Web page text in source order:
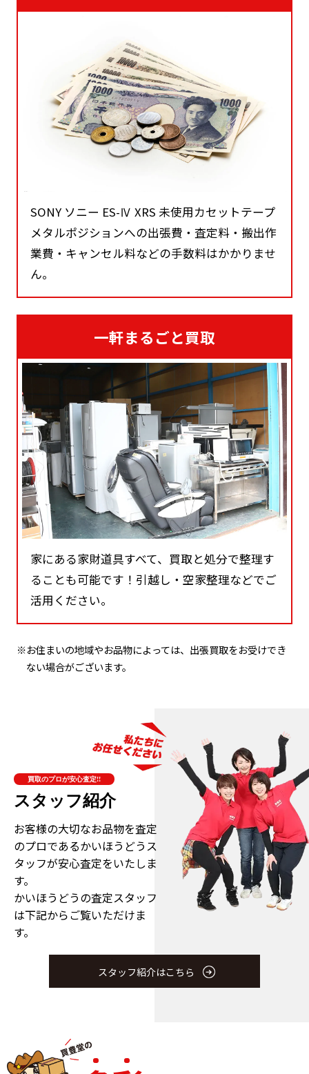
SONY ソニー ES-Ⅳ XRS 未使用カセットテープ
メタルポジションへの出張費・査定料・搬出作
業費・キャンセル料などの手数料はかかりませ
ん。
一軒まるごと買取
家にある家財道具すべて、買取と処分で整理す
ることも可能です！引越し・空家整理などでご
活用ください。
※お住まいの地域やお品物によっては、出張買取をお受けでき
ない場合がございます。
買取のプロが安心査定!!
スタッフ紹介
お客様の大切なお品物を査定
のプロであるかいほうどうス
タッフが安心査定をいたしま
す。
かいほうどうの査定スタッフ
は下記からご覧いただけま
す。
スタッフ紹介はこちら